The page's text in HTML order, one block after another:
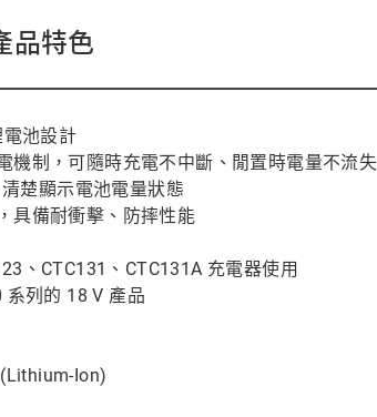
品特色
電池設計
機制，可隨時充電不中斷、閒置時電量不流失
楚顯示電池電量狀態
具備耐衝擊、防摔性能
、CTC131、CTC131A 充電器使用
系列的 18 V 產品
Ion)